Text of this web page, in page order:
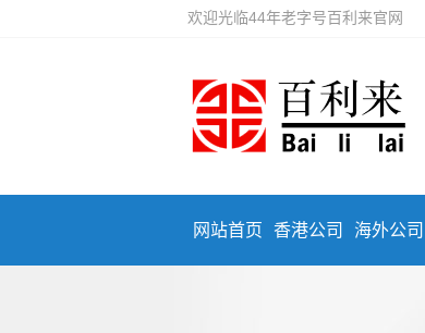
欢迎光临44年老字号百利来官网
网站首页 香港公司 海外公司